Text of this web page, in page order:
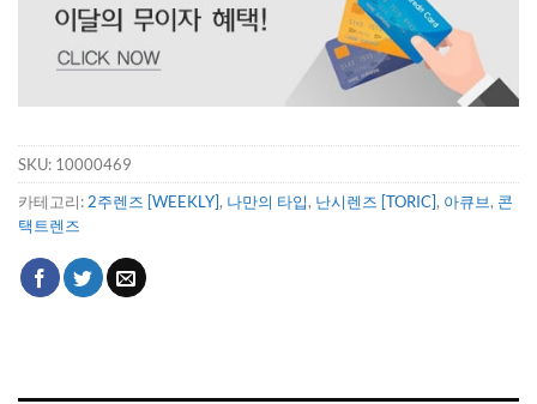
SKU: 10000469
카테고리: 2주렌즈 [WEEKLY], 나만의 타입, 난시렌즈 [TORIC], 아큐브, 콘
택트렌즈